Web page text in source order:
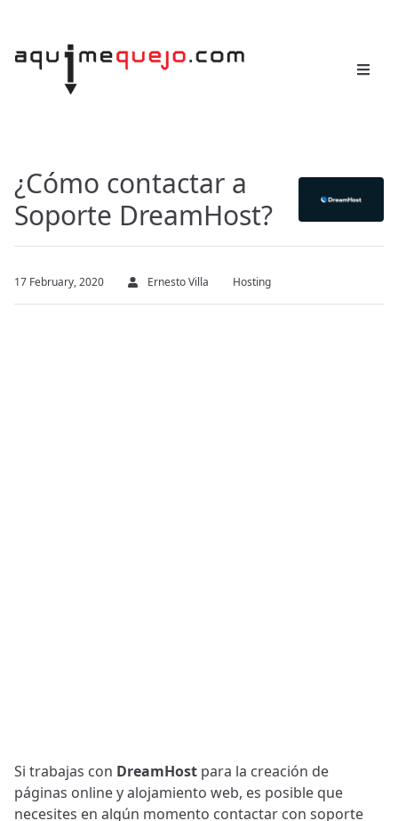
¿Cómo contactar a
Soporte DreamHost?
17 February, 2020 Ernesto Villa Hosting
Si trabajas con DreamHost para la creación de
páginas online y alojamiento web, es posible que
necesites en algún momento contactar con soporte